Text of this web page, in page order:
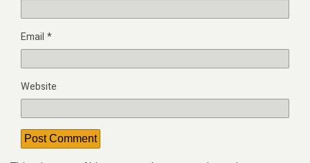
Email *
Website